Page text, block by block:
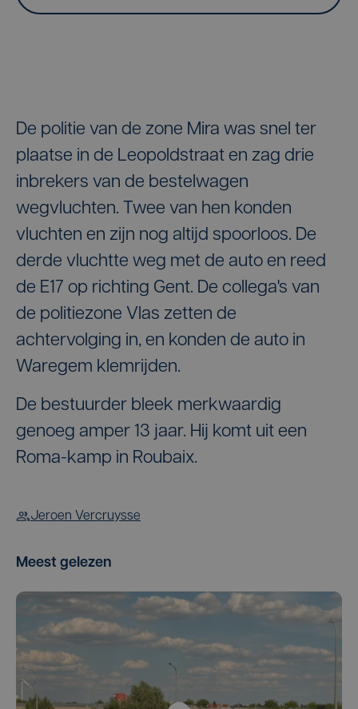
De politie van de zone Mira was snel ter
plaatse in de Leopoldstraat en zag drie
inbrekers van de bestelwagen
wegvluchten. Twee van hen konden
vluchten en zijn nog altijd spoorloos. De
derde vluchtte weg met de auto en reed
de E17 op richting Gent. De collega's van
de politiezone Vlas zetten de
achtervolging in, en konden de auto in
Waregem klemrijden.
De bestuurder bleek merkwaardig
genoeg amper 13 jaar. Hij komt uit een
Roma-kamp in Roubaix.
Jeroen Vercruysse
Meest gelezen